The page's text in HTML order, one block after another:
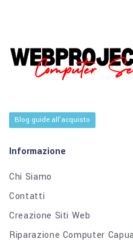
Blog guide all'acquisto
Informazione
Chi Siamo
Contatti
Creazione Siti Web
Riparazione Computer